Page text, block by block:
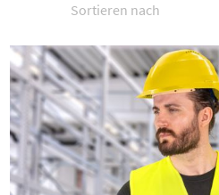
Sortieren nach